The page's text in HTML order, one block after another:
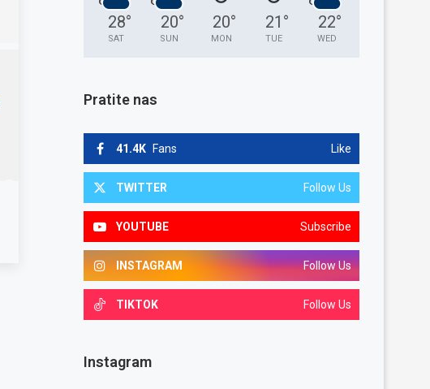
28°
SAT
20°
SUN
20°
MON
21 °
TUE
22°
WED
Pratite nas
41.4K Fans Like
TWITTER Follow Us
YOUTUBE Subscribe
INSTAGRAM Follow Us
TIKTOK Follow Us
Instagram